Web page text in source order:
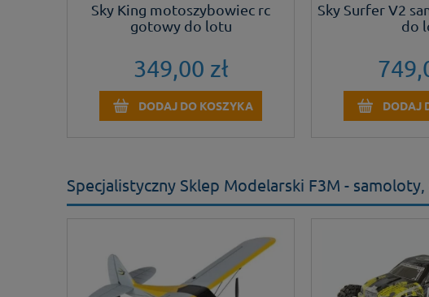
Sky King motoszybowiec rc
gotowy do lotu
349,00 zł
DODAJ DO KOSZYKA
Sky Surfer V2
do
DODAJ
Specjalistyczny Sklep Modelarski F3M -